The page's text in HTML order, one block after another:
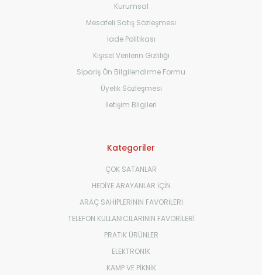
Kurumsal
Mesafeli Satış Sözleşmesi
İade Politikası
Kişisel Verilerin Gizliliği
Sipariş Ön Bilgilendirme Formu
Üyelik Sözleşmesi
İletişim Bilgileri
Kategoriler
ÇOK SATANLAR
HEDİYE ARAYANLAR İÇİN
ARAÇ SAHİPLERİNİN FAVORİLERİ
TELEFON KULLANICILARININ FAVORİLERİ
PRATİK ÜRÜNLER
ELEKTRONİK
KAMP VE PİKNİK